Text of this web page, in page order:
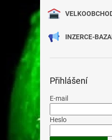
INZERCE-
Přihlášení
E-mail
Heslo